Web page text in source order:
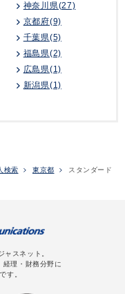
神奈川県(27)
京都府(9)
千葉県(5)
福島県(2)
広島県(1)
新潟県(1)
検索 東京都
スタンダード
スネット。
経理・財務分野に
す。